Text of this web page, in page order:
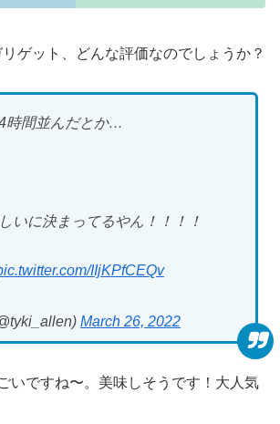
ゲット、どんな評価なのでしょうか？
時間並んだとか…
いに決まってるやん！！！！
IIjKPfCEQv
March 26, 2022
いですね〜。美味しそうです！大人気